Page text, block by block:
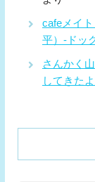
cafeメイ
平）-ドッ
さんかく
してきた